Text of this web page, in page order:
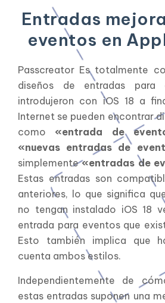
Entradas
eventos en
Passcreator Es totalmente
diseños de entradas para
introdujeron con iOS 18 a
Internet se pueden encontrar
como«entrada de
«nuevas entradas de
simplemente«entradas de
Estas entradas son
anteriores, lo que significa
no tengan instalado iOS 18
entrada para eventos que
Esto también implica que
cuenta ambos estilos.
Independientemente de
estas entradas suponen una